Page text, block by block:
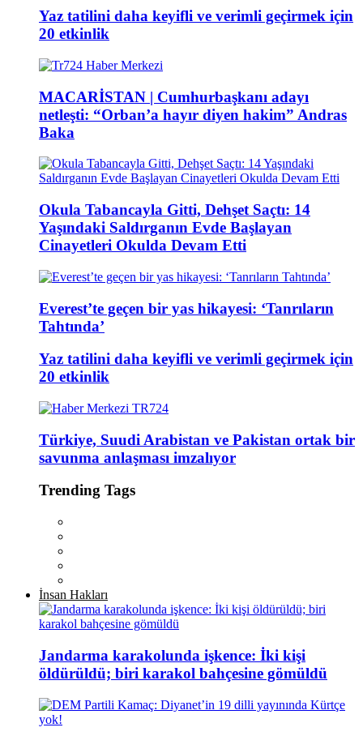
Yaz tatilini daha keyifli ve verimli geçirmek için
20 etkinlik
MACARİSTAN | Cumhurbaşkanı adayı
netleşti: “Orban’a hayır diyen hakim” Andras
Baka
Okula Tabancayla Gitti, Dehşet Saçtı: 14
Yaşındaki Saldırganın Evde Başlayan
Cinayetleri Okulda Devam Etti
Everest’te geçen bir yas hikayesi: ‘Tanrıların
Tahtında’
Yaz tatilini daha keyifli ve verimli geçirmek için
20 etkinlik
Türkiye, Suudi Arabistan ve Pakistan ortak bir
savunma anlaşması imzalıyor
Trending Tags
İnsan Hakları
Jandarma karakolunda işkence: İki kişi
öldürüldü; biri karakol bahçesine gömüldü